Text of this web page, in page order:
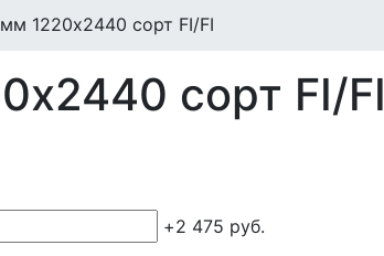
1220х2440 сорт FI/FI
сорт FI/FI
+2 475 руб.